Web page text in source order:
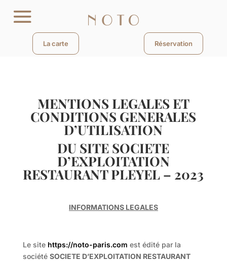
La carte Réservation
MENTIONS LEGALES ET
CONDITIONS GENERALES
D’UTILISATION
DU SITE SOCIETE
D’EXPLOITATION
RESTAURANT PLEYEL – 2023
INFORMATIONS LEGALES
Le site https://noto-paris.com est édité par la
société SOCIETE D’EXPLOITATION RESTAURANT